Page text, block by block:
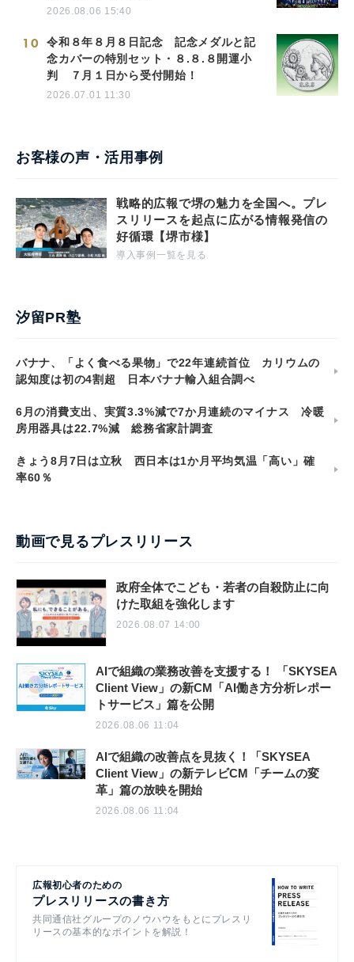
2026.08.06 15:40
10
令和８年８月８日記念 記念メダルと記
念カバーの特別セット・８.８.８開運小
判 ７月１日から受付開始！
2026.07.01 11:30
お客様の声・活用事例
戦略的広報で堺の魅力を全国へ。プレ
スリリースを起点に広がる情報発信の
好循環【堺市様】
導入事例一覧を見る
汐留PR塾
バナナ、「よく食べる果物」で22年連続首位 カリウムの
認知度は初の4割超 日本バナナ輸入組合調べ
6月の消費支出、実質3.3%減で7か月連続のマイナス 冷暖
房用器具は22.7%減 総務省家計調査
きょう8月7日は立秋 西日本は1か月平均気温「高い」確
率60％
動画で見るプレスリリース
政府全体でこども・若者の自殺防止に向
けた取組を強化します
2026.08.07 14:00
AIで組織の業務改善を支援する！ 「SKYSEA
Client View」の新CM「AI働き方分析レポー
トサービス」篇を公開
2026.08.06 11:04
AIで組織の改善点を見抜く！「SKYSEA
Client View」の新テレビCM「チームの変
革」篇の放映を開始
2026.08.06 11:04
広報初心者のための
プレスリリースの書き方
共同通信社グループのノウハウをもとにプレスリ
リースの基本的なポイントを解説！